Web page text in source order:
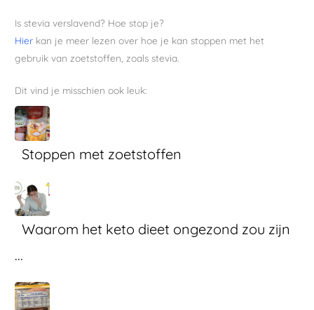
Is stevia verslavend? Hoe stop je?
Hier kan je meer lezen over hoe je kan stoppen met het
gebruik van zoetstoffen, zoals stevia.
Dit vind je misschien ook leuk:
Stoppen met zoetstoffen
Waarom het keto dieet ongezond zou zijn
...